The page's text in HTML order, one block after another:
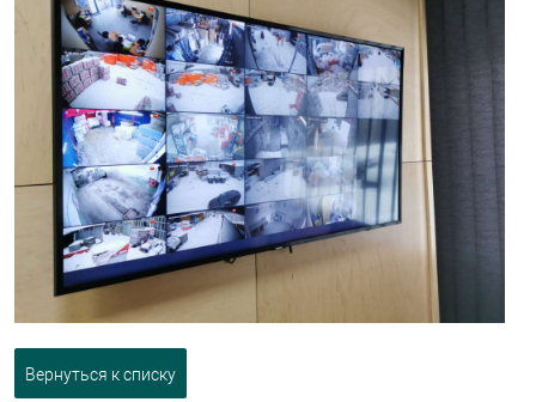
Вернуться к списку